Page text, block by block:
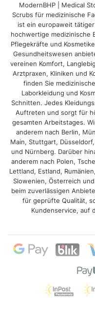
ModernBHP | Medical
Scrubs für medizinische
ist ein europaweit
hochwertige medizinische
Pflegekräfte und
Gesundheitswesen
vereinen Komfort,
Arztpraxen, Kliniken und
finden Sie
Laborkleidung und
Schnitten. Jedes
Auftreten und sorgt für
gesamten Arbeitstages.
anderem nach Berlin,
Main, Stuttgart,
und Nürnberg. Darüber
anderem nach Polen,
Lettland, Estland,
Slowenien, Österreich
beim zuverlässigen
für geprüfte Qualität,
Kundenservice, auf